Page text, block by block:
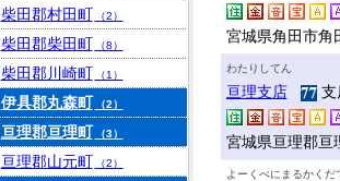
宮城県角田市角
わたりしてん
亘理支店
支
宮城県亘理郡亘
よーくべにまるかくだ
柴田郡村田町 （2）
柴田郡柴田町 （8）
柴田郡川崎町 （1）
伊具郡丸森町 （2）
亘理郡亘理町 （3）
亘理郡山元町 （2）